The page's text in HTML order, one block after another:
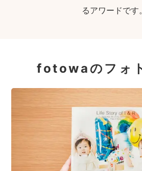
るアワードです。
fotowaのフォ